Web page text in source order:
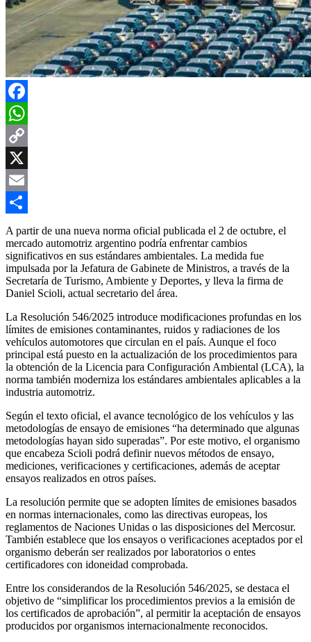
Facebook
WhatsApp
Copy
Link
X
Email
Compartir
A partir de una nueva norma oficial publicada el 2 de octubre, el
mercado automotriz argentino podría enfrentar cambios
significativos en sus estándares ambientales. La medida fue
impulsada por la Jefatura de Gabinete de Ministros, a través de la
Secretaría de Turismo, Ambiente y Deportes, y lleva la firma de
Daniel Scioli, actual secretario del área.
La Resolución 546/2025 introduce modificaciones profundas en los
límites de emisiones contaminantes, ruidos y radiaciones de los
vehículos automotores que circulan en el país. Aunque el foco
principal está puesto en la actualización de los procedimientos para
la obtención de la Licencia para Configuración Ambiental (LCA), la
norma también moderniza los estándares ambientales aplicables a la
industria automotriz.
Según el texto oficial, el avance tecnológico de los vehículos y las
metodologías de ensayo de emisiones “ha determinado que algunas
metodologías hayan sido superadas”. Por este motivo, el organismo
que encabeza Scioli podrá definir nuevos métodos de ensayo,
mediciones, verificaciones y certificaciones, además de aceptar
ensayos realizados en otros países.
La resolución permite que se adopten límites de emisiones basados
en normas internacionales, como las directivas europeas, los
reglamentos de Naciones Unidas o las disposiciones del Mercosur.
También establece que los ensayos o verificaciones aceptados por el
organismo deberán ser realizados por laboratorios o entes
certificadores con idoneidad comprobada.
Entre los considerandos de la Resolución 546/2025, se destaca el
objetivo de “simplificar los procedimientos previos a la emisión de
los certificados de aprobación”, al permitir la aceptación de ensayos
producidos por organismos internacionalmente reconocidos.